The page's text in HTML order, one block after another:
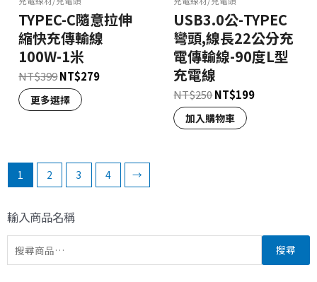
輸入商品名稱
搜尋
TYPEC-C隨意拉伸
縮快充傳輸線
100W-1米
NT$399NT$279
更多選擇
USB3.0公-TYPEC
彎頭,線長22公分充
電傳輸線-90度L型
充電線
NT$250NT$199
加入購物車
1 2 3 4 →